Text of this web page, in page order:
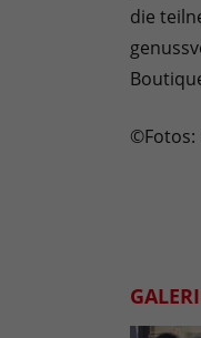
die
©Fotos: